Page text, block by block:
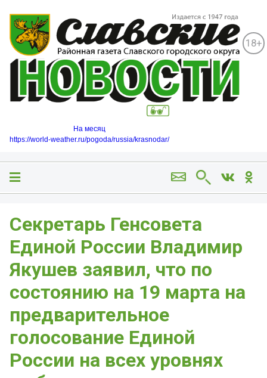
18+
На месяц
https://world-weather.ru/pogoda/russia/krasnodar/
Секретарь Генсовета
Единой России Владимир
Якушев заявил, что по
состоянию на 19 марта на
предварительное
голосование Единой
России на всех уровнях